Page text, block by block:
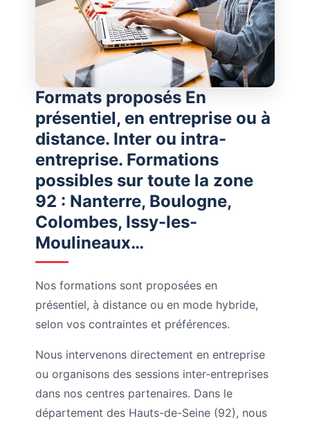
Formats proposés En
présentiel, en entreprise ou à
distance. Inter ou intra-
entreprise. Formations
possibles sur toute la zone
92 : Nanterre, Boulogne,
Colombes, Issy-les-
Moulineaux…
Nos formations sont proposées en
présentiel, à distance ou en mode hybride,
selon vos contraintes et préférences.
Nous intervenons directement en entreprise
ou organisons des sessions inter-entreprises
dans nos centres partenaires. Dans le
département des Hauts-de-Seine (92), nous